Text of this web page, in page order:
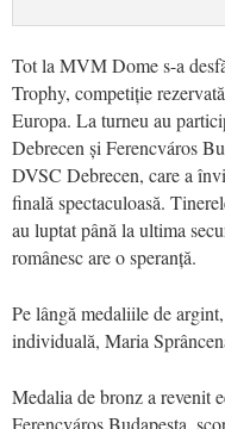
Tot la MVM Dome s-a
Trophy, competiție
Europa. La turneu au
Debrecen și Ferencváros
DVSC Debrecen, care a
finală spectaculoasă.
au luptat până la ultima
românesc are o speranță.
Pe lângă medaliile de
individuală, Maria
Medalia de bronz a revenit
Ferencváros Budapesta,